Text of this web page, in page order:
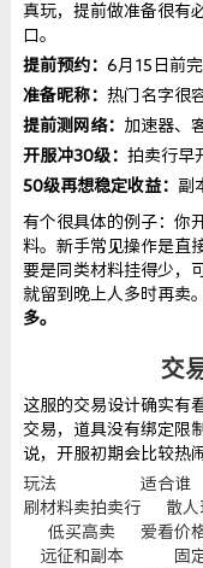
真玩，提前做准备很有
口。
提前预约： 6月15日前
准备昵称： 热门名字很
提前测网络：
加速器、
开服冲30级： 拍卖行早
50级再想稳定收益：
副
有个很具体的例子：你
料。新手常见操作是直
要是同类材料挂得少，
就留到晚上人多时再卖。
多。
交
这服的交易设计确实有
交易，道具没有绑定限
说，开服初期会比较热闹
玩法
适合谁
刷材料卖拍卖行
散人
低买高卖
爱看价
远征和副本
固